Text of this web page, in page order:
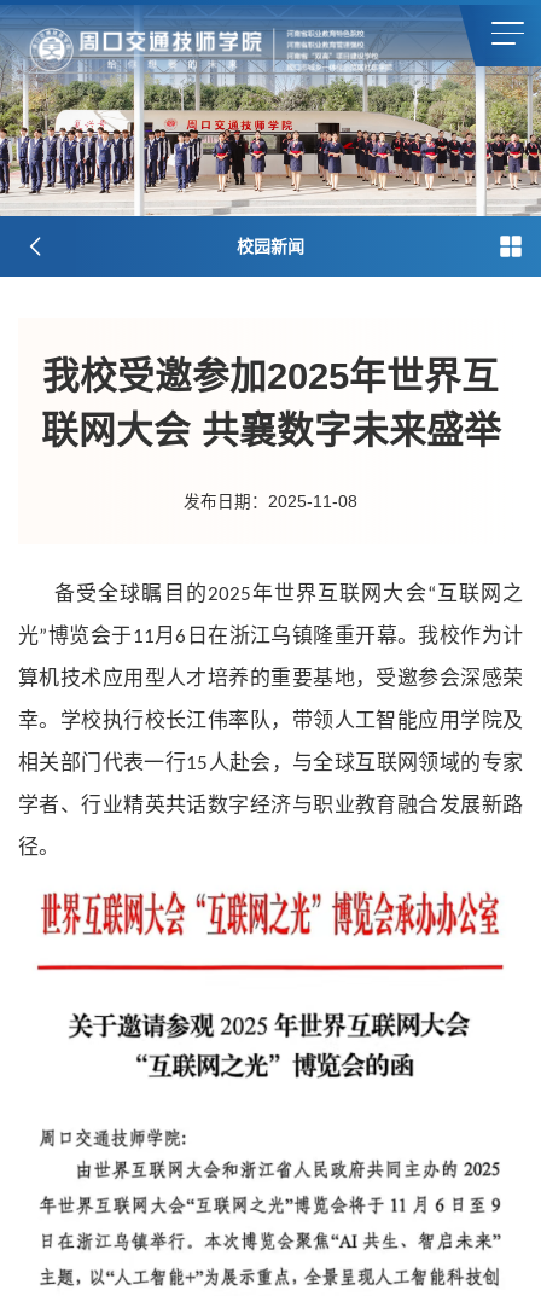
校园新闻
我校受邀参加2025年世界互
联网大会 共襄数字未来盛举
发布日期：2025-11-08
备受全球瞩目的2025年世界互联网大会“互联网之
光”博览会于11月6 日在浙江乌镇隆重开幕。我校作为计
算机技术应用型人才培养的重要基地，受邀参会深感荣
幸。学校执行校长江伟率队，带领人工智能应用学院及
相关部门代表一行15人赴会，与全球互联网领域的专家
学者、行业精英共话数字经济与职业教育融合发展新路
径。